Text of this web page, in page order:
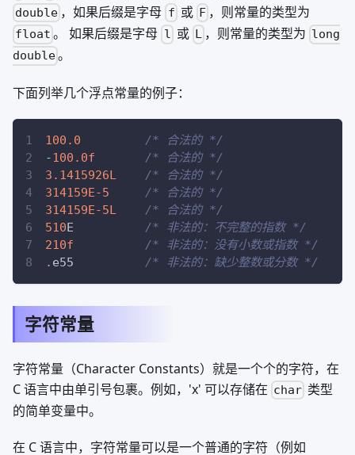
double ，如果后缀是字母 f 或 F ，则常量的类型为
float 。 如果后缀是字母 l 或 L ，则常量的类型为 long
double。
下面列举几个浮点常量的例子：
100.0
/* 合法的 */
-100.0f
/* 合法的 */
3.1415926L
/* 合法的 */
314159E-5
/* 合法的 */
314159E-5L
/* 合法的 */
510E /* 非法的：不完整的指数 */
210f
/* 非法的：没有小数或指数 */
. e55 /* 非法的：缺少整数或分数 */
字符常量
字符常量（Character Constants）就是一个个的字符，在
C 语言中由单引号包裹。例如，'x' 可以存储在 char 类型
的简单变量中。
在 C 语言中，字符常量可以是一个普通的字符（例如